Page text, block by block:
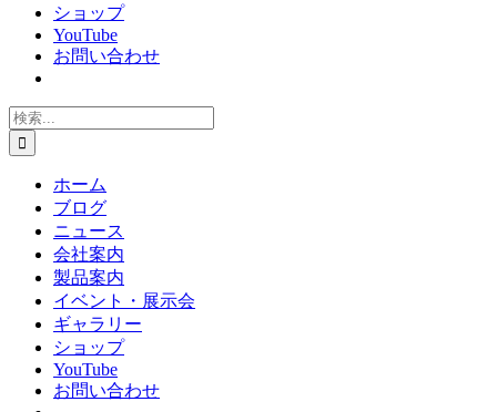
ショップ
YouTube
お問い合わせ
検
索
…
ホーム
ブログ
ニュース
会社案内
製品案内
イベント・展示会
ギャラリー
ショップ
YouTube
お問い合わせ